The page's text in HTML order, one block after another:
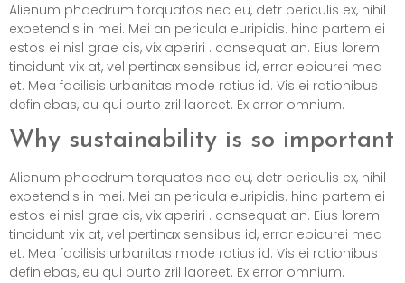
Alienum phaedrum torquatos nec eu, detr periculis ex, nihil
expetendis in mei. Mei an pericula euripidis. hinc partem ei
estos ei nisl grae cis, vix aperiri . consequat an. Eius lorem
tincidunt vix at, vel pertinax sensibus id, error epicurei mea
et. Mea facilisis urbanitas mode ratius id. Vis ei rationibus
definiebas, eu qui purto zril laoreet. Ex error omnium.
Why sustainability is so important
Alienum phaedrum torquatos nec eu, detr periculis ex, nihil
expetendis in mei. Mei an pericula euripidis. hinc partem ei
estos ei nisl grae cis, vix aperiri . consequat an. Eius lorem
tincidunt vix at, vel pertinax sensibus id, error epicurei mea
et. Mea facilisis urbanitas mode ratius id. Vis ei rationibus
definiebas, eu qui purto zril laoreet. Ex error omnium.